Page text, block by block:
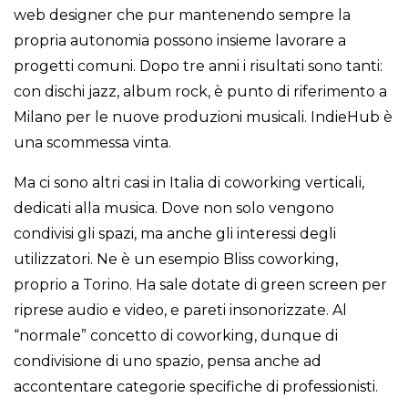
web designer che pur mantenendo sempre la
propria autonomia possono insieme lavorare a
progetti comuni. Dopo tre anni i risultati sono tanti:
con dischi jazz, album rock, è punto di riferimento a
Milano per le nuove produzioni musicali. IndieHub è
una scommessa vinta.
Ma ci sono altri casi in Italia di coworking verticali,
dedicati alla musica. Dove non solo vengono
condivisi gli spazi, ma anche gli interessi degli
utilizzatori. Ne è un esempio Bliss coworking,
proprio a Torino. Ha sale dotate di green screen per
riprese audio e video, e pareti insonorizzate. Al
“normale” concetto di coworking, dunque di
condivisione di uno spazio, pensa anche ad
accontentare categorie specifiche di professionisti.